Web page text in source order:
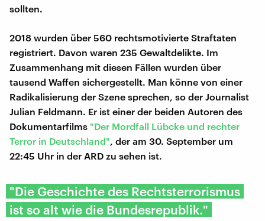
sollten.
2018 wurden über 560 rechtsmotivierte Straftaten
registriert. Davon waren 235 Gewaltdelikte. Im
Zusammenhang mit diesen Fällen wurden über
tausend Waffen sichergestellt. Man könne von einer
Radikalisierung der Szene sprechen, so der Journalist
Julian Feldmann. Er ist einer der beiden Autoren des
Dokumentarfilms "Der Mordfall Lübcke und rechter
Terror in Deutschland" , der am 30. September um
22:45 Uhr in der ARD zu sehen ist.
"Die Geschichte des Rechtsterrorismus
ist so alt wie die Bundesrepublik."